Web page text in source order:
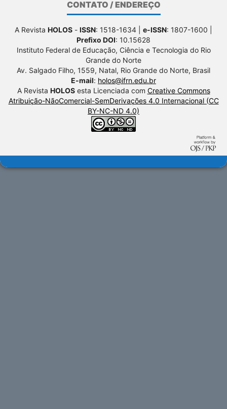
CONTATO / ENDEREÇO
A Revista HOLOS - ISSN: 1518-1634 | e-ISSN: 1807-1600 |
Prefixo DOI: 10.15628
Instituto Federal de Educação, Ciência e Tecnologia do Rio
Grande do Norte
Av. Salgado Filho, 1559, Natal, Rio Grande do Norte, Brasil
E-mail: holos@ifrn.edu.br
A Revista HOLOSesta Licenciada com Creative Commons
Atribuição-NãoComercial-SemDerivações 4.0 Internacional (CC
BY-NC-ND 4.0)